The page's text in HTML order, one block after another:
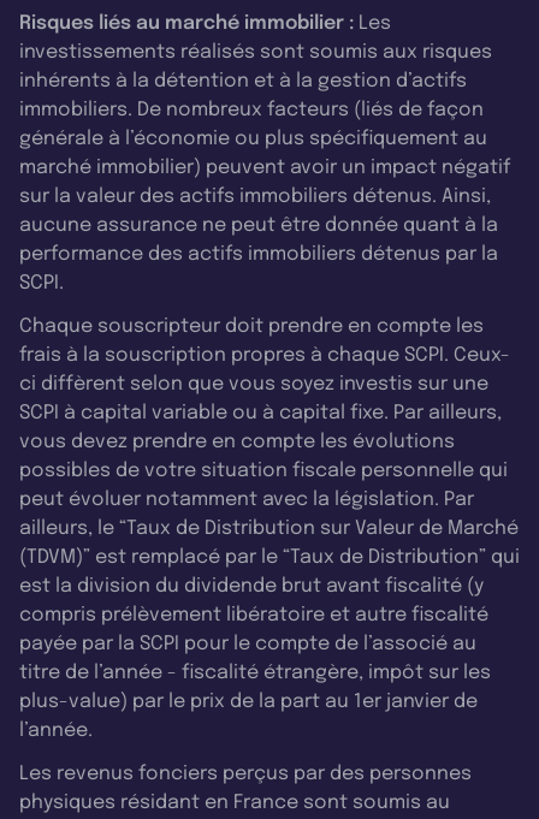
Risques liés au marché immobilier : Les
investissements réalisés sont soumis aux risques
inhérents à la détention et à la gestion d’actifs
immobiliers. De nombreux facteurs (liés de façon
générale à l’économie ou plus spécifiquement au
marché immobilier) peuvent avoir un impact négatif
sur la valeur des actifs immobiliers détenus. Ainsi,
aucune assurance ne peut être donnée quant à la
performance des actifs immobiliers détenus par la
SCPI.
Chaque souscripteur doit prendre en compte les
frais à la souscription propres à chaque SCPI. Ceux-
ci diffèrent selon que vous soyez investis sur une
SCPI à capital variable ou à capital fixe. Par ailleurs,
vous devez prendre en compte les évolutions
possibles de votre situation fiscale personnelle qui
peut évoluer notamment avec la législation. Par
ailleurs, le “Taux de Distribution sur Valeur de Marché
(TDVM)” est remplacé par le “Taux de Distribution” qui
est la division du dividende brut avant fiscalité (y
compris prélèvement libératoire et autre fiscalité
payée par la SCPI pour le compte de l’associé au
titre de l’année - fiscalité étrangère, impôt sur les
plus-value) par le prix de la part au 1er janvier de
l’année.
Les revenus fonciers perçus par des personnes
physiques résidant en France sont soumis au